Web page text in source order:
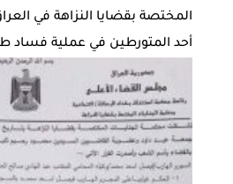
المختصة بقضايا النزاهة في
أحد المتورطين في عملية فساد